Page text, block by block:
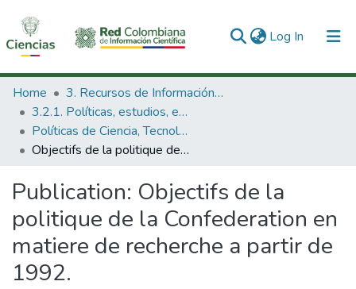
Log In (current)
Communities & Collections
All of DSpace
Statistics
Home
3. Recursos de Información Científica y Tecnológica
3.2.1. Políticas, estudios, evaluaciones e indicadores de CTeI
Políticas de Ciencia, Tecnología e Innovación
Objectifs de la politique de la Confederation en matiere de recherche a partir de 1992.
Publication: Objectifs de la
politique de la Confederation en
matiere de recherche a partir de
1992.